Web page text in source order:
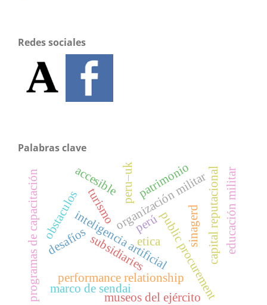
Redes sociales
Palabras clave
inteligencia artificial
obstaculos etica
organización militar
programas de capacitación peru–uk
subsidiaries public procurement
performance relationship
capital reputacionaleducación militar
desafíos sinagerd
marco de sendai
perú
museos del ejército
turismo
accesible patrimonio